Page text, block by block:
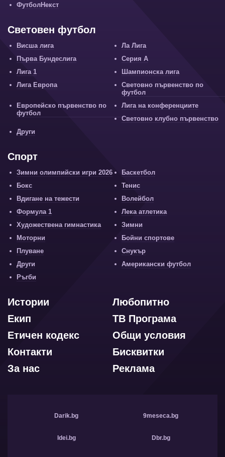
ФутболНекст
Световен футбол
Висша лига
Ла Лига
Първа Бундеслига
Серия А
Лига 1
Шампионска лига
Лига Европа
Световно първенство по
футбол
Европейско първенство по
футбол
Лига на конференциите
Световно клубно първенство
Други
Спорт
Зимни олимпийски игри 2026
Баскетбол
Бокс
Тенис
Вдигане на тежести
Волейбол
Формула 1
Лека атлетика
Художествена гимнастика
Зимни
Моторни
Бойни спортове
Плуване
Снукър
Други
Американски футбол
Ръгби
Любопитно
Истории
ТВ Програма
Екип
Общи условия
Етичен кодекс
Бисквитки
Контакти
Реклама
За нас
Darik.bg 9meseca.bg
Idei.bg Dbr.bg